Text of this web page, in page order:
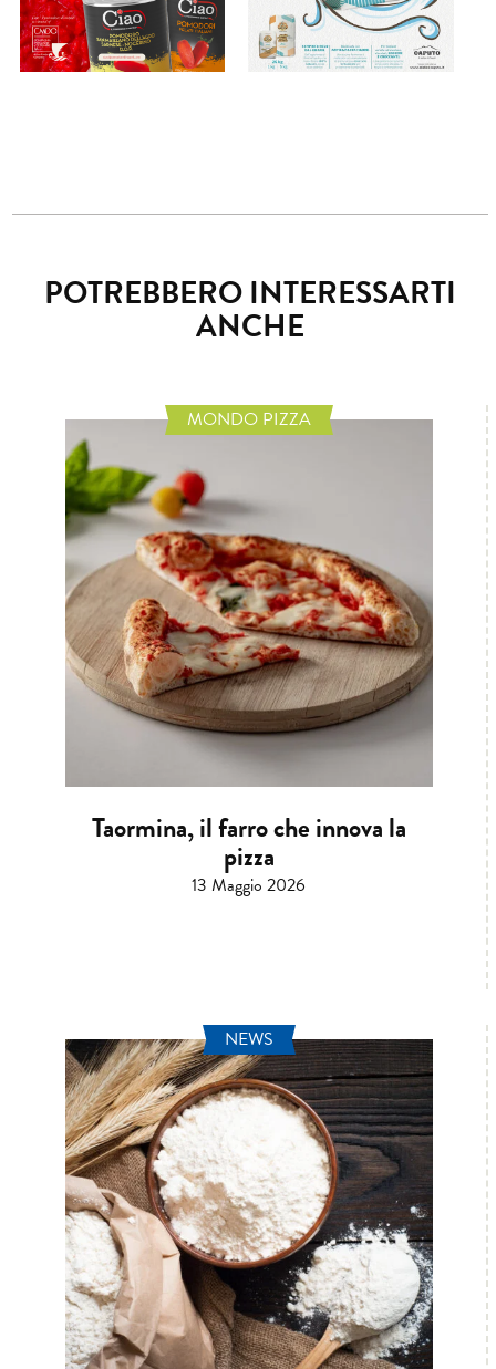
POTREBBERO INTERESSARTI
ANCHE
MONDO PIZZA
Taormina, il farro che innova la
pizza
13 Maggio 2026
NEWS